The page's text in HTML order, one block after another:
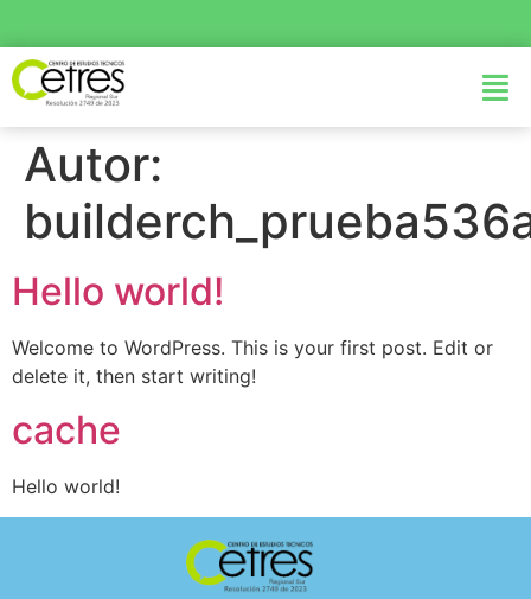
Autor:
Hello world!
Welcome to WordPress. This is your first post. Edit or
delete it, then start writing!
cache
Hello world!